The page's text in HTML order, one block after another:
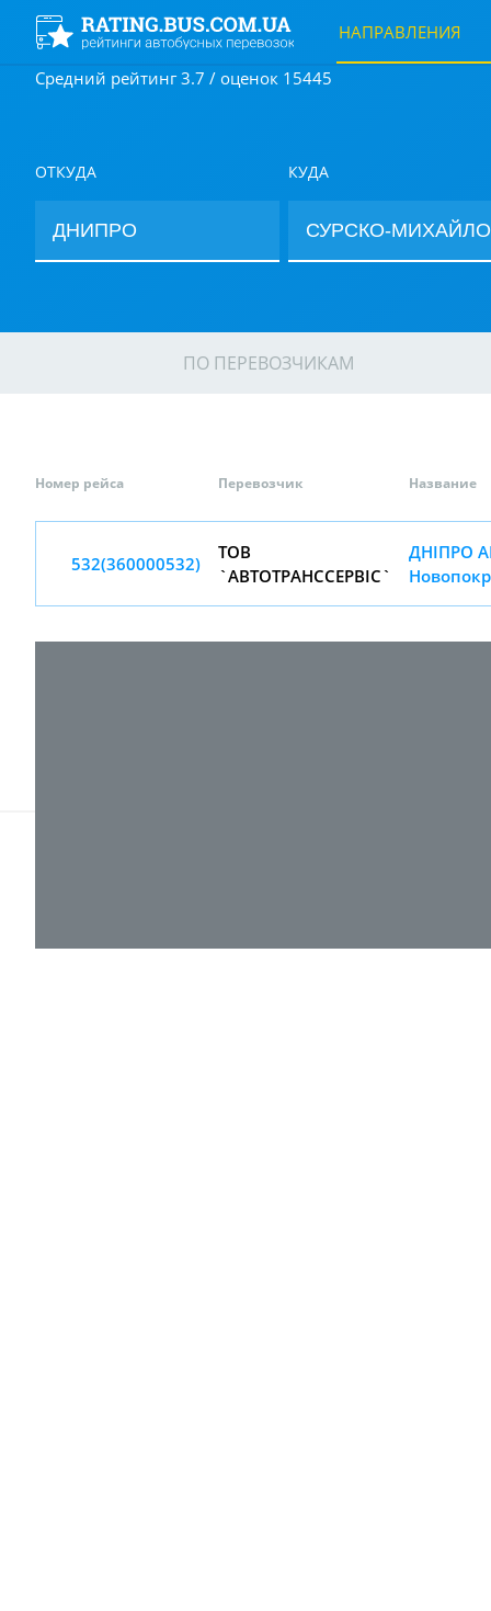
НАПРАВЛЕНИЯ
Средний рейтинг 3.7 / оценок 15445
ОТКУДА КУДА
ПО ПЕРЕВОЗЧИКАМ
Номер рейса Перевозчик Название
532(360000532)
ТОВ
`АВТОТРАНССЕРВIС`
ДНIПРО